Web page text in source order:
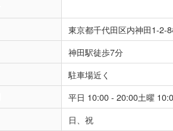
東京都千代田区内神田1-2-
神田駅徒歩7分
駐車場近く
平日 10:00 - 20:00土曜
日、祝